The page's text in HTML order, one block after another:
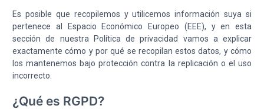
Es posible que recopilemos y utilicemos información suya si
pertenece al Espacio Económico Europeo (EEE), y en esta
sección de nuestra Política de privacidad vamos a explicar
exactamente cómo y por qué se recopilan estos datos, y cómo
los mantenemos bajo protección contra la replicación o el uso
incorrecto.
¿Qué es RGPD?